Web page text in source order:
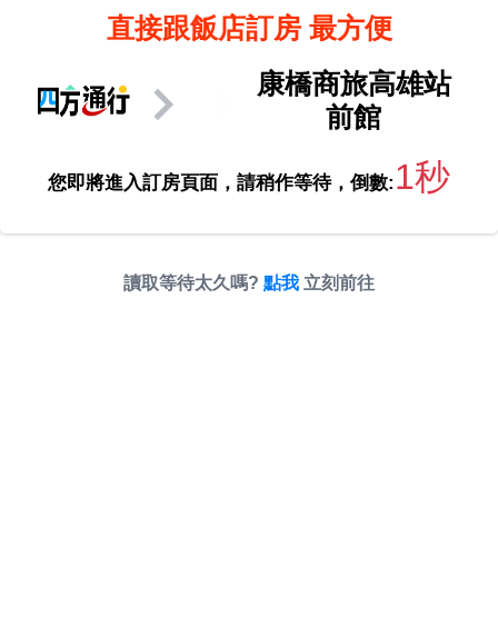
直接跟飯店訂房 最方便
康橋商旅高雄站
前館
您即將進入訂房頁面，請稍作等待，倒數: 1秒
讀取等待太久嗎? 點我 立刻前往